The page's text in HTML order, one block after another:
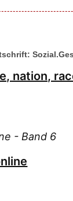
nation,
- Band 6